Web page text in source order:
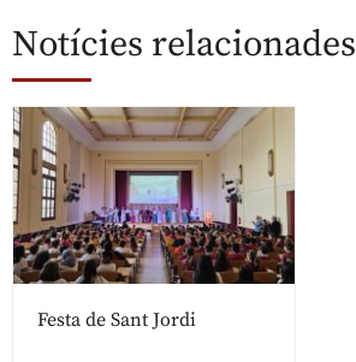
Notícies relacionades
Festa de Sant Jordi